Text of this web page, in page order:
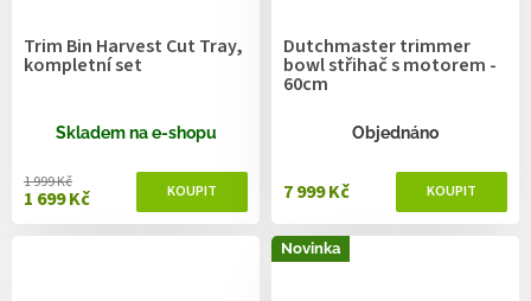
Trim Bin Harvest Cut Tray,
kompletní set
Skladem na e-shopu
1 699 Kč
1 999 Kč
Dutchmaster trimmer
bowl střihač s motorem -
60cm
Objednáno
7 999 Kč
Novinka